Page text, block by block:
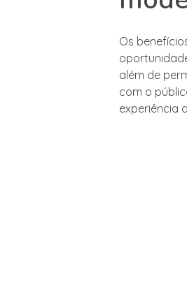
Os
além de
com o
experiência